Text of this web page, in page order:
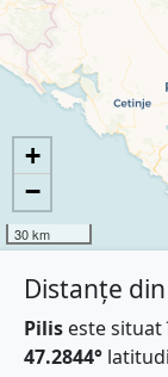
+
−
30 km
Distanțe
Pilis este situat
47.2844°